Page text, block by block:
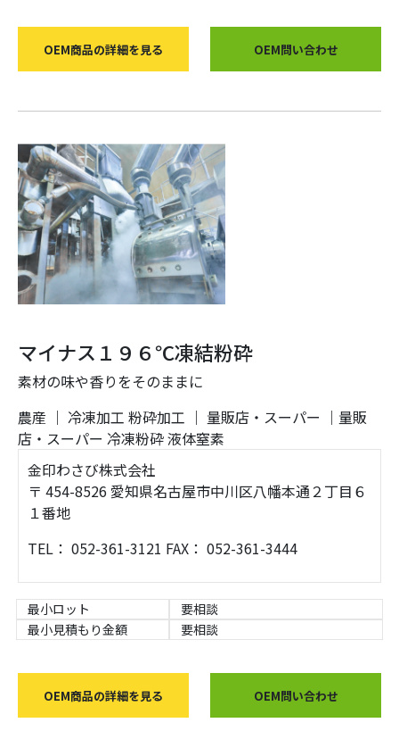
OEM商品の詳細を見る OEM問い合わせ
マイナス１９６℃凍結粉砕
素材の味や香りをそのままに
農産 ｜ 冷凍加工 粉砕加工 ｜ 量販店・スーパー ｜量販
店・スーパー 冷凍粉砕液体窒素
金印わさび株式会社
〒 454-8526 愛知県名古屋市中川区八幡本通２丁目６
１番地
TEL： 052-361-3121 FAX： 052-361-3444
最小ロット
要相談
最小見積もり金額
要相談
OEM商品の詳細を見る OEM問い合わせ